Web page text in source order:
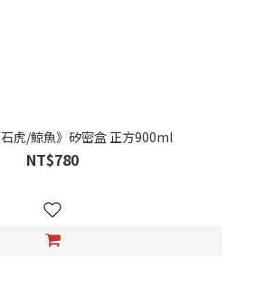
虎/鯨魚》矽密盒 正方900ml
NT$780